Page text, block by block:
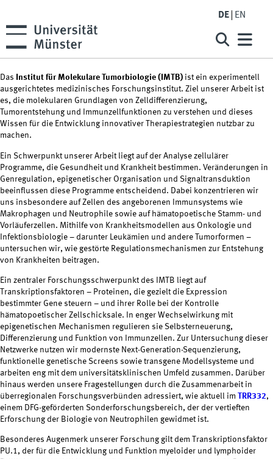
DE EN
Das Institut für Molekulare Tumorbiologie (IMTB) ist ein experimentell
ausgerichtetes medizinisches Forschungsinstitut. Ziel unserer Arbeit ist
es, die molekularen Grundlagen von Zelldifferenzierung,
Tumorentstehung und Immunzellfunktionen zu verstehen und dieses
Wissen für die Entwicklung innovativer Therapiestrategien nutzbar zu
machen.
Ein Schwerpunkt unserer Arbeit liegt auf der Analyse zellulärer
Programme, die Gesundheit und Krankheit bestimmen. Veränderungen in
Genregulation, epigenetischer Organisation und Signaltransduktion
beeinflussen diese Programme entscheidend. Dabei konzentrieren wir
uns insbesondere auf Zellen des angeborenen Immunsystems wie
Makrophagen und Neutrophile sowie auf hämatopoetische Stamm- und
Vorläuferzellen. Mithilfe von Krankheitsmodellen aus Onkologie und
Infektionsbiologie – darunter Leukämien und andere Tumorformen –
untersuchen wir, wie gestörte Regulationsmechanismen zur Entstehung
von Krankheiten beitragen.
Ein zentraler Forschungsschwerpunkt des IMTB liegt auf
Transkriptionsfaktoren – Proteinen, die gezielt die Expression
bestimmter Gene steuern – und ihrer Rolle bei der Kontrolle
hämatopoetischer Zellschicksale. In enger Wechselwirkung mit
epigenetischen Mechanismen regulieren sie Selbsterneuerung,
Differenzierung und Funktion von Immunzellen. Zur Untersuchung dieser
Netzwerke nutzen wir modernste Next-Generation-Sequenzierung,
funktionelle genetische Screens sowie transgene Modellsysteme und
arbeiten eng mit dem universitätsklinischen Umfeld zusammen. Darüber
hinaus werden unsere Fragestellungen durch die Zusammenarbeit in
überregionalen Forschungsverbünden adressiert, wie aktuell im TRR332,
einem DFG-geförderten Sonderforschungsbereich, der der vertieften
Erforschung der Biologie von Neutrophilen gewidmet ist.
Besonderes Augenmerk unserer Forschung gilt dem Transkriptionsfaktor
PU.1, der für die Entwicklung und Funktion myeloider und lymphoider